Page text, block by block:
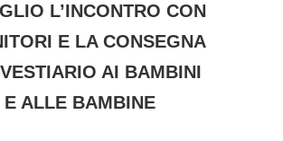
L’INCONTRO CON
E LA CONSEGNA
AI BAMBINI
E ALLE BAMBINE